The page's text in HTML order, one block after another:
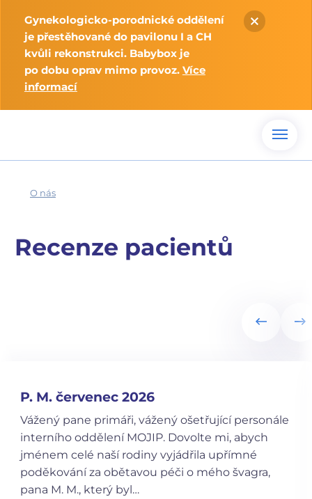
Gynekologicko-porodnické oddělení
je přestěhované do pavilonu I a CH
kvůli rekonstrukci. Babybox je
po dobu oprav mimo provoz. Více
informací
O nás
Recenze pacientů
P. M. červenec 2026
Vážený pane primáři, vážený ošetřující personále
interního oddělení MOJIP. Dovolte mi, abych
jménem celé naší rodiny vyjádřila upřímné
poděkování za obětavou péči o mého švagra,
pana M. M., který byl…